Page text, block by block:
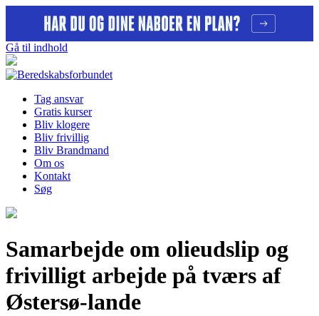
Gå til indhold
Tag ansvar
Gratis kurser
Bliv klogere
Bliv frivillig
Bliv Brandmand
Om os
Kontakt
Søg
Samarbejde om olieudslip og
frivilligt arbejde på tværs af
Østersø-lande